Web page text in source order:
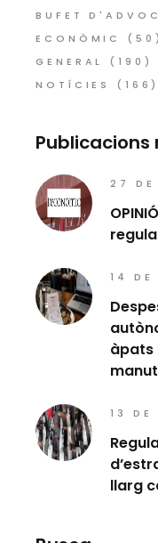
BUFET
ECONÒMIC
(50)
GENERAL
(190)
NOTÍCIES
(166)
Publicacions
27 DE
14 DE
àpats
13 DE
llarg